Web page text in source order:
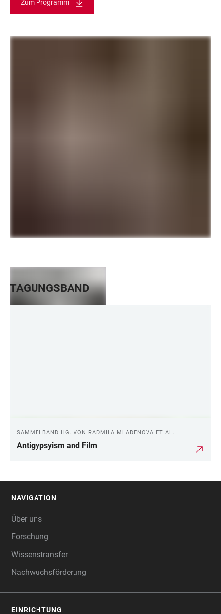
Zum Programm
TAGUNGSBAND
SAMMELBAND HG. VON RADMILA MLADENOVA ET AL.
Antigypsyism and Film
NAVIGATION
Über uns
Forschung
Wissenstransfer
Nachwuchsförderung
EINRICHTUNG